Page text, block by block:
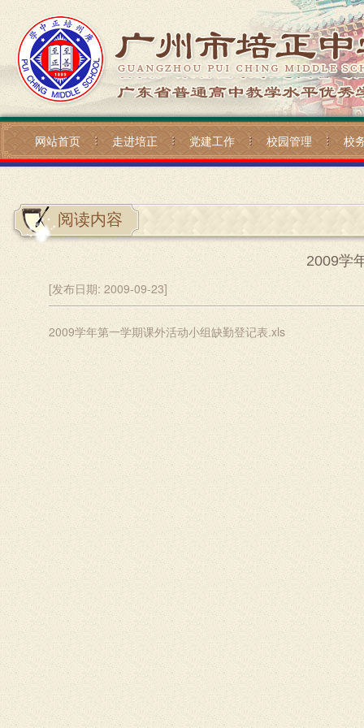
网站首页 走进培正 党建工作 校园管理 校
阅读内容
2009学
[发布日期: 2009-09-23]
2009学年第一学期课外活动小组缺勤登记表.xls